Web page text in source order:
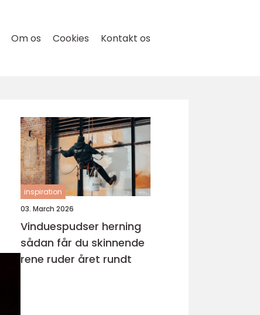
Om os Cookies Kontakt os
inspiration
03. March 2026
Vinduespudser herning
sådan får du skinnende
rene ruder året rundt